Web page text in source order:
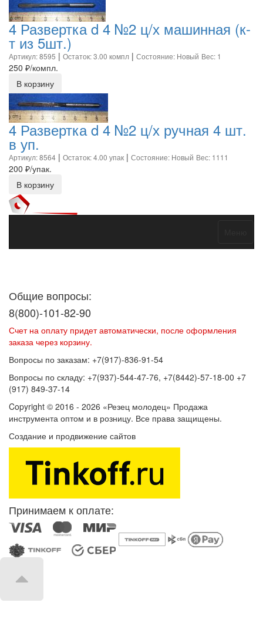
4 Развертка d 4 №2 ц/х машинная (к-
т из 5шт.)
Артикул: 8595 | Остаток: 3.00 компл | Состояние: Новый Вес: 1
250 ₽/компл.
В корзину
4 Развертка d 4 №2 ц/х ручная 4 шт.
в уп.
Артикул: 8564 | Остаток: 4.00 упак | Состояние: Новый Вес: 1111
200 ₽/упак.
В корзину
Общие вопросы:
8(800)-101-82-90
Счет на оплату придет автоматически, после оформления
заказа через корзину.
Вопросы по заказам: +7(917)-836-91-54
Вопросы по складу: +7(937)-544-47-76, +7(8442)-57-18-00 +7
(917) 849-37-14
Copyright © 2016 - 2026 «Резец молодец» Продажа
инструмента оптом и в розницу. Все права защищены.
Создание и продвижение сайтов
Принимаем к оплате: